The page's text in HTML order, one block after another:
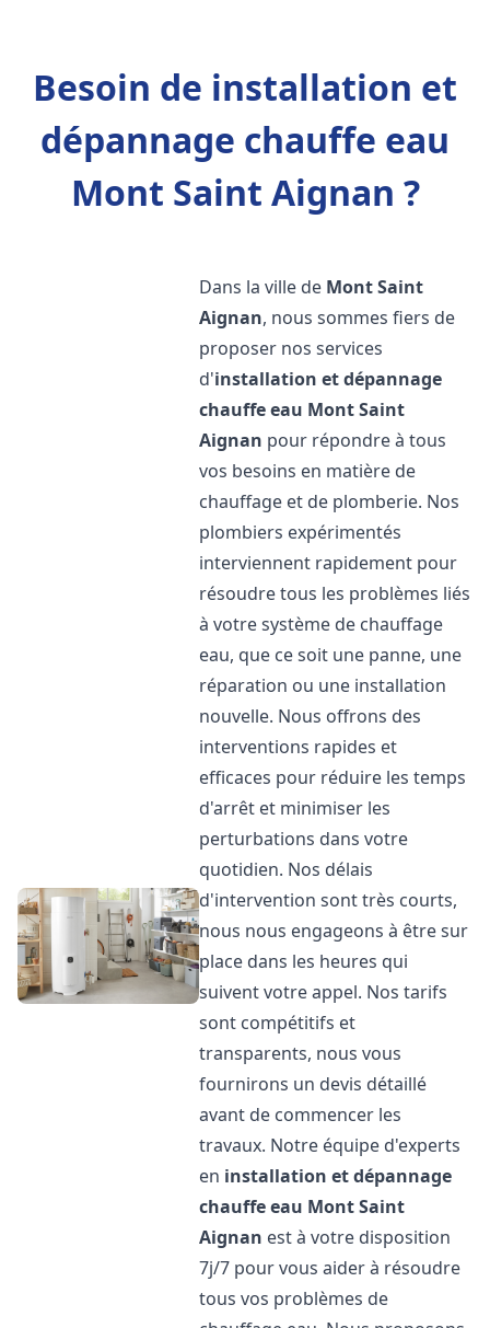
Besoin de installation et
dépannage chauffe eau
Mont Saint Aignan ?
Dans la ville de Mont Saint
Aignan, nous sommes fiers de
proposer nos services
d'installation et dépannage
chauffe eau Mont Saint
Aignan pour répondre à tous
vos besoins en matière de
chauffage et de plomberie. Nos
plombiers expérimentés
interviennent rapidement pour
résoudre tous les problèmes liés
à votre système de chauffage
eau, que ce soit une panne, une
réparation ou une installation
nouvelle. Nous offrons des
interventions rapides et
efficaces pour réduire les temps
d'arrêt et minimiser les
perturbations dans votre
quotidien. Nos délais
d'intervention sont très courts,
nous nous engageons à être sur
place dans les heures qui
suivent votre appel. Nos tarifs
sont compétitifs et
transparents, nous vous
fournirons un devis détaillé
avant de commencer les
travaux. Notre équipe d'experts
en installation et dépannage
chauffe eau Mont Saint
Aignan est à votre disposition
7j/7 pour vous aider à résoudre
tous vos problèmes de